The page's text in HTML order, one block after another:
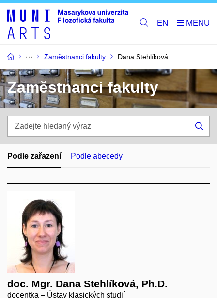
EN
Zaměstnanci fakulty Dana Stehlíková
Zaměstnanci fakulty
hledaný
výraz
Podle zařazení Podle abecedy
doc. Mgr. Dana Stehlíková, Ph.D.
docentka – Ústav klasických studií